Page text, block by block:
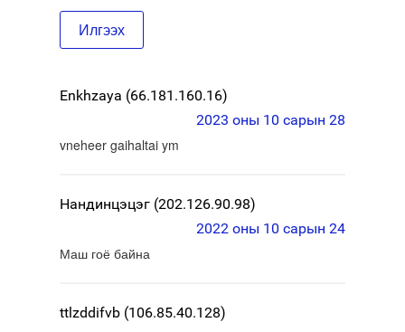
Enkhzaya (66.181.160.16)
2023 оны 10 сарын 28
vneheer gaihaltai ym
Нандинцэцэг (202.126.90.98)
2022 оны 10 сарын 24
Маш гоё байна
ttlzddifvb (106.85.40.128)